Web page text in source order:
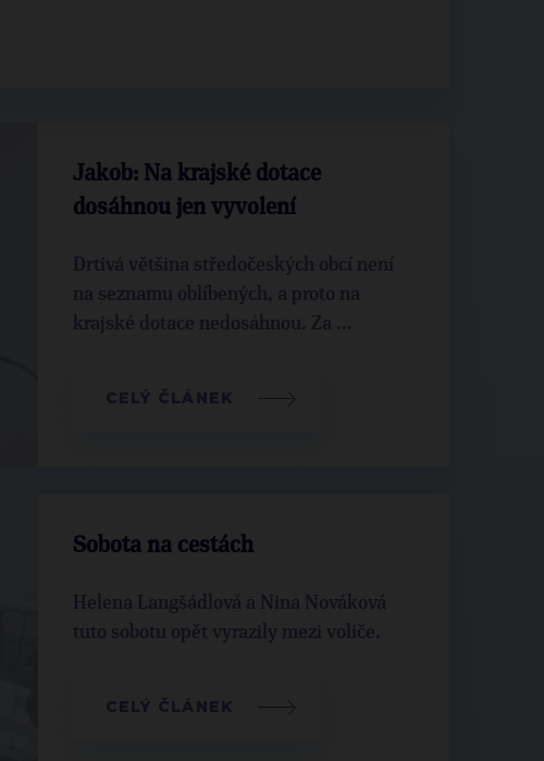
Jakob: Na krajské dotace
dosáhnou jen vyvolení
Drtivá většina středočeských obcí není
na seznamu oblíbených, a proto na
krajské dotace nedosáhnou. Za ...
CELÝ ČLÁNEK
Sobota na cestách
Helena Langšádlová a Nina Nováková
tuto sobotu opět vyrazily mezi voliče.
CELÝ ČLÁNEK